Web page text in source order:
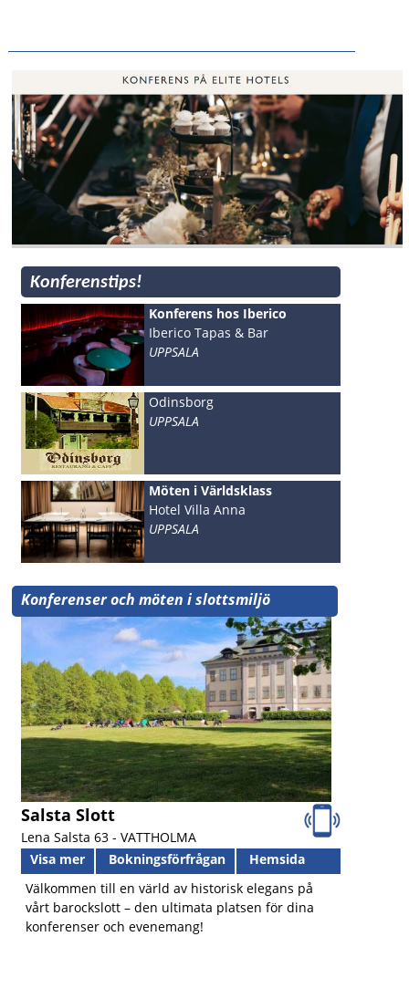
Konferenstips!
Konferens hos Iberico
Iberico Tapas & Bar
UPPSALA
Odinsborg
UPPSALA
Möten i Världsklass
Hotel Villa Anna
UPPSALA
Konferenser och möten i slottsmiljö
Salsta Slott
Lena Salsta 63 - VATTHOLMA
Visa mer
Bokningsförfrågan
Hemsida
Välkommen till en värld av historisk elegans på
vårt barockslott – den ultimata platsen för dina
konferenser och evenemang!